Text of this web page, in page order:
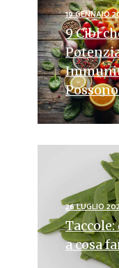
19 GENNAIO
9 Cibi
26 LUGLIO
a cosa